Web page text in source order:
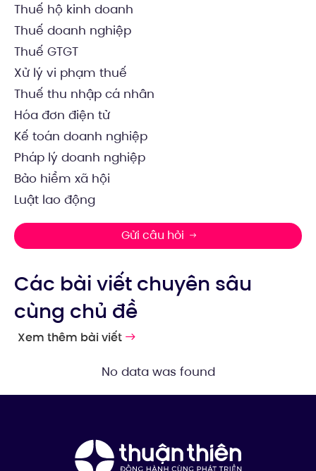
Thuế hộ kinh doanh
Thuế doanh nghiệp
Thuế GTGT
Xử lý vi phạm thuế
Thuế thu nhập cá nhân
Hóa đơn điện tử
Kế toán doanh nghiệp
Pháp lý doanh nghiệp
Bảo hiểm xã hội
Luật lao động
Gửi câu hỏi
Các bài viết chuyên sâu
cùng chủ đề
Xem thêm bài viết
No data was found